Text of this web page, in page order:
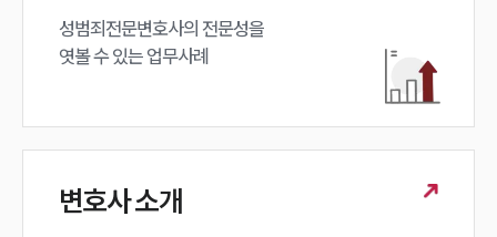
성범죄전문변호사의 전문성을
엿볼 수 있는 업무사례
변호사 소개